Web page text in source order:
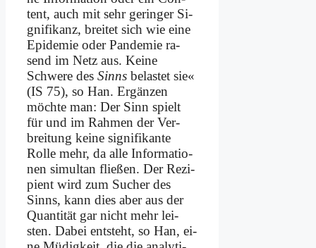
tent, auch mit sehr ge­rin­ger Si­
gni­fi­kanz, brei­tet sich wie ei­ne
Epi­de­mie oder Pan­de­mie ra­
send im Netz aus. Kei­ne
Schwe­re des Sinns be­la­stet sie«
(IS 75), so Han. Er­gän­zen
möch­te man: Der Sinn spielt
für und im Rah­men der Ver­
brei­tung kei­ne si­gni­fi­kan­te
Rol­le mehr, da al­le In­for­ma­tio­
nen si­mul­tan flie­ßen. Der Re­zi­
pi­ent wird zum Su­cher des
Sinns, kann dies aber aus der
Quan­ti­tät gar nicht mehr lei­
sten. Da­bei ent­steht, so Han, ei­